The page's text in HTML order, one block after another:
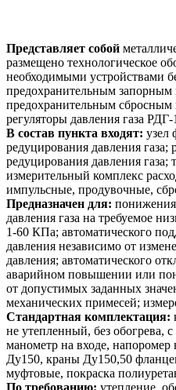
Представляет собой
размещено технологическое
необходимыми устройствами
предохранительным запорным
предохранительным сбросным
регуляторы давления газа
В состав пункта входят: узел
редуцирования давления газа;
редуцирования давления газа;
измерительный комплекс
импульсные, продувочные,
Предназначен для: понижения
давления газа на требуемое
1-60 КПа; автоматического
давления независимо от
давления; автоматического
аварийном повышении или
от допустимых заданных
механических примесей;
Стандартная комплектация:
не утепленный, без обогрева,
манометр на входе,
Ду150, краны Ду150,50
муфтовые, покраска
По требованию: утепление,